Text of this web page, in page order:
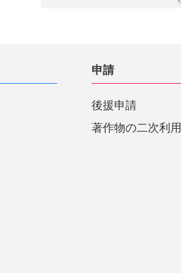
申請
後援申請
著作物の二次利用